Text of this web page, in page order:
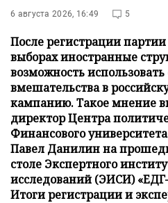
6 августа 2026, 16:49 5
После регистрации партии
выборах иностранные
возможность
вмешательства в
кампанию. Такое мнение
директор Центра
Финансового
Павел Данилин на
столе Экспертного
исследований (ЭИСИ)
Итоги регистрации и